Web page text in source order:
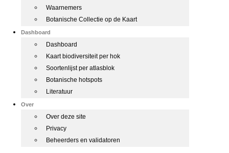
Waarnemers
Botanische Collectie op de Kaart
Dashboard
Dashboard
Kaart biodiversiteit per hok
Soortenlijst per atlasblok
Botanische hotspots
Literatuur
Over
Over deze site
Privacy
Beheerders en validatoren